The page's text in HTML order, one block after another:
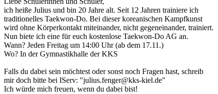
ich heiße Julius und bin 20 Jahre alt. Seit 12 Jahren trainiere ich
traditionelles Taekwon-Do. Bei dieser koreanischen Kampfkunst
wird ohne Körperkontakt miteinander, nicht gegeneinander, trainiert.
Nun biete ich eine für euch kostenlose Taekwon-Do AG an.
Wann? Jeden Freitag um 14:00 Uhr (ab dem 17.11.)
Wo? In der Gymnastikhalle der KKS
Falls du dabei sein möchtest oder sonst noch Fragen hast, schreib
mir doch bitte bei IServ: "julius.fenger@kks-kiel.de"
Ich würde mich freuen, wenn du dabei bist!